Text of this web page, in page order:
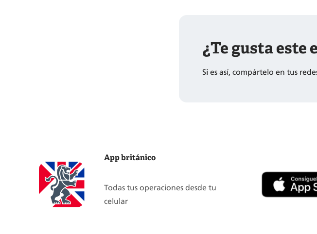
¿Te gusta este
Si es así, compártelo en tus
App británico
Todas tus operaciones desde tu
celular